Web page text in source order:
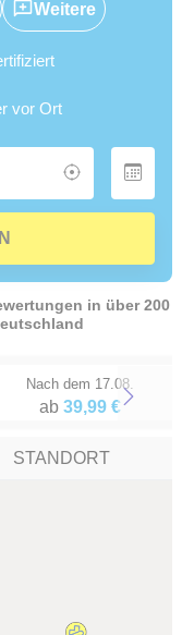
Weitere
vor Ort
in über 200
Nach dem 17.08.
ab 39,99 €Next
STANDORT